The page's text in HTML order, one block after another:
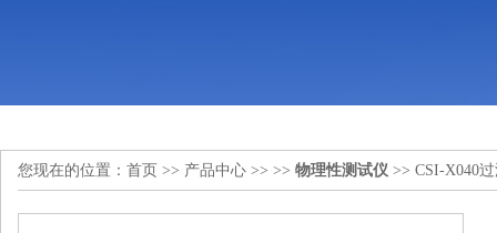
您现在的位置： 首页 >> 产品中心 >> >> 物理性测试仪 >> CSI-X040